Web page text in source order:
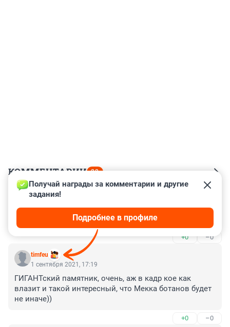
КОММЕНТАРИИ 22
Гость
Нахерэтотутнужно?))
+0 –0
timfeu
Получай награды за комментарии и другие
задания!
Подробнее в профиле
1 сентября 2021, 17:19
ГИГАНТский памятник, очень, аж в кадр кое как
влазит и такой интересный, что Мекка ботанов будет
не иначе))
+0 –0